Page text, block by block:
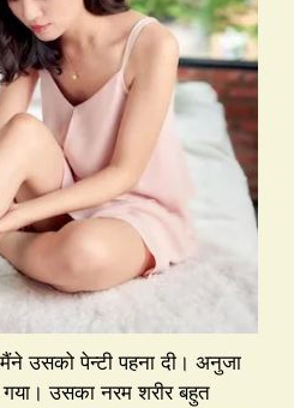
उसको पेन्टी पहना दी। अनुजा
उसका नरम शरीर बहुत